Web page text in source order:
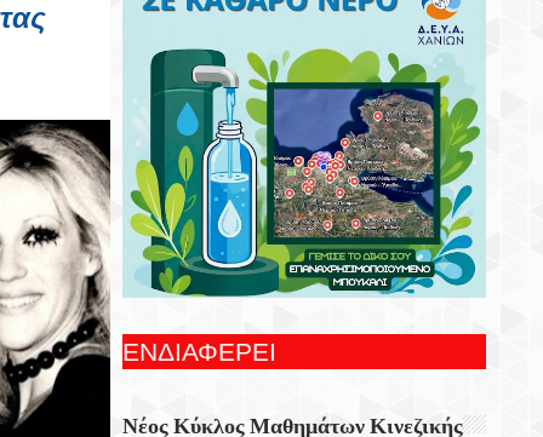
Γιορτή Εφτάζυμου Στην Κασταμονίτσα Με
Την Στήριξη Της Περιφέρειας Κρήτης
Οι Παραστάσεις Στα Κηποθέατρα Του
Δήμου Ηρακλείου,τη Δευτέρα 10
Αυγούστου 2026
Ξεκίνησε Η Ετήσια Έρευνα Επισκεπτών
Του Epaithros+ Για Τον Τουρισμό
Υπαίθρου Στην Ελλάδα
«Αυτοσχεδιασμοί» Με Τον Σωτήρη
Αλεξάκη Και Τον Αλέξανδρο Κανακάκη
ΕΝΔΙΑΦΕΡΕΙ
Νέος Κύκλος Μαθημάτων Κινεζικής